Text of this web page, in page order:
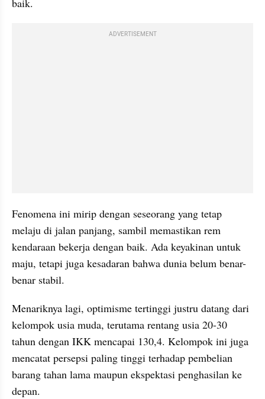
baik.
ADVERTISEMENT
Fenomena ini mirip dengan seseorang yang tetap
melaju di jalan panjang, sambil memastikan rem
kendaraan bekerja dengan baik. Ada keyakinan untuk
maju, tetapi juga kesadaran bahwa dunia belum benar-
benar stabil.
Menariknya lagi, optimisme tertinggi justru datang dari
kelompok usia muda, terutama rentang usia 20-30
tahun dengan IKK mencapai 130,4. Kelompok ini juga
mencatat persepsi paling tinggi terhadap pembelian
barang tahan lama maupun ekspektasi penghasilan ke
depan.